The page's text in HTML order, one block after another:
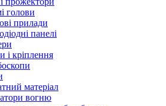
голови
прилади
панелі
і кріплення
матеріал
вогню